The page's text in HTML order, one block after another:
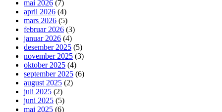
mai 2026 (7)
april 2026 (4)
mars 2026 (5)
februar 2026 (3)
januar 2026 (4)
desember 2025 (5)
november 2025 (3)
oktober 2025 (4)
september 2025 (6)
august 2025 (2)
juli 2025 (2)
juni 2025 (5)
mai 2025 (6)